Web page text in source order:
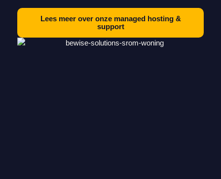
Lees meer over onze managed hosting &
support